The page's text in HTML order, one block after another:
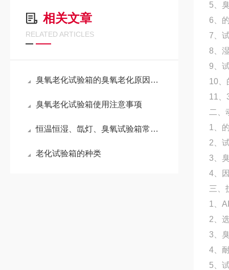
相关文章
RELATED ARTICLES
臭氧老化试验箱的臭氧老化原因有哪些？
臭氧老化试验箱使用注意事项
恒温恒湿、氙灯、臭氧试验箱常见故障简易解决方法
老化试验箱的种类
5、
6、
7、
8、
9、
10
11、
二、
1、
2、
3、
4、
三、
1、
2、
3、
4、
5、